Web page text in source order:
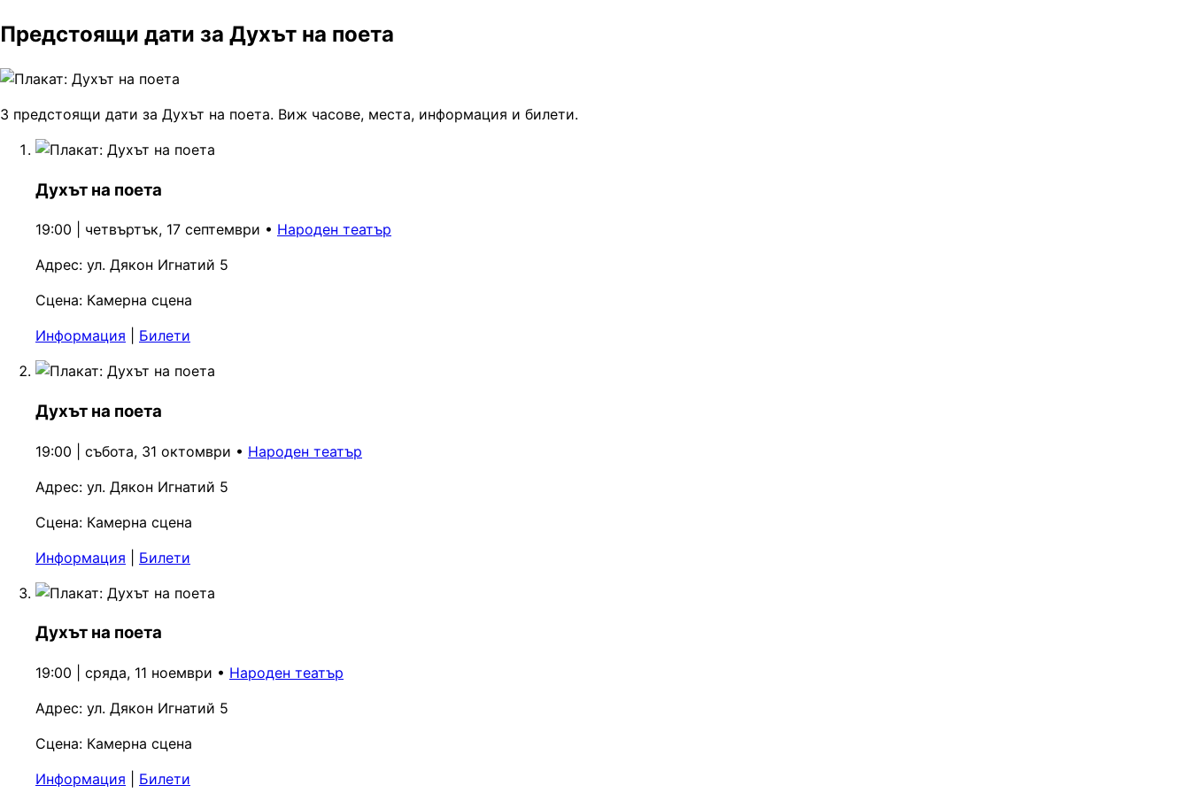
Предстоящи дати за Духът на поета
3 предстоящи дати за Духът на поета. Виж часове, места, информация и билети.
Духът на поета
19:00 | четвъртък, 17 септември • Народен театър
Адрес: ул. Дякон Игнатий 5
Сцена: Камерна сцена
Информация
Билети
Духът на поета
19:00 | събота, 31 октомври • Народен театър
Адрес: ул. Дякон Игнатий 5
Сцена: Камерна сцена
Информация
Билети
Духът на поета
19:00 | сряда, 11 ноември • Народен театър
Адрес: ул. Дякон Игнатий 5
Сцена: Камерна сцена
Информация
Билети